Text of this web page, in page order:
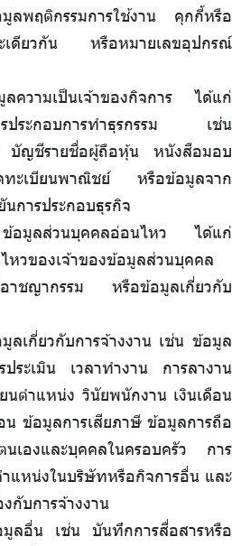
พฤติกรรมการใช้งาน คุกกี้หรือ
เดียวกัน หรือหมายเลขอุปกรณ์
ลความเป็นเจ้าของกิจการ ได้แก่
รประกอบการทำธุรกรรม เช่น
บัญชีรายชื่อผู้ถือหุ้น หนังสือมอบ
ะเบียนพาณิชย์ หรือข้อมูลจาก
การประกอบธุรกิจ
ลส่วนบุคคลอ่อนไหว ได้แก่
วของเจ้าของข้อมูลส่วนบุคคล
ชญากรรม หรือข้อมูลเกี่ยวกับ
เกี่ยวกับการจ้างงาน เช่น ข้อมูล
ระเมิน เวลาทำงาน การลางาน
นตำแหน่ง วินัยพนักงาน เงินเดือน
น ข้อมูลการเสียภาษี ข้อมูลการถือ
นเองและบุคคลในครอบครัว การ
ำแหน่งในบริษัทหรือกิจการอื่น และ
กับการจ้างงาน
ลอื่น เช่น บันทึกการสื่อสารหรือ